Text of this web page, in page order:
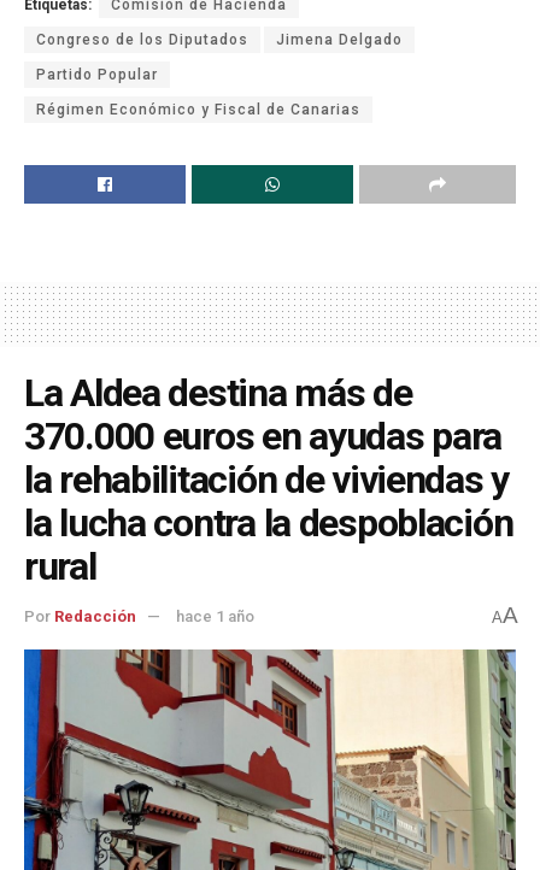
Etiquetas: Comisión de Hacienda
Congreso de los Diputados Jimena Delgado
Partido Popular
Régimen Económico y Fiscal de Canarias
La Aldea destina más de
370.000 euros en ayudas para
la rehabilitación de viviendas y
la lucha contra la despoblación
rural
Por Redacción hace 1 año AA